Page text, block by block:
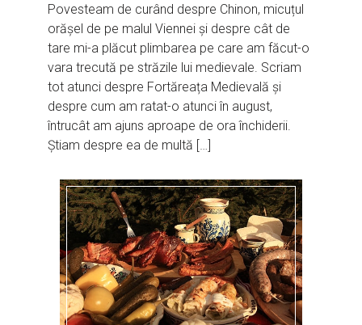
Povesteam de curând despre Chinon, micuțul
orășel de pe malul Viennei și despre cât de
tare mi-a plăcut plimbarea pe care am făcut-o
vara trecută pe străzile lui medievale. Scriam
tot atunci despre Fortăreața Medievală și
despre cum am ratat-o atunci în august,
întrucât am ajuns aproape de ora închiderii.
Știam despre ea de multă […]